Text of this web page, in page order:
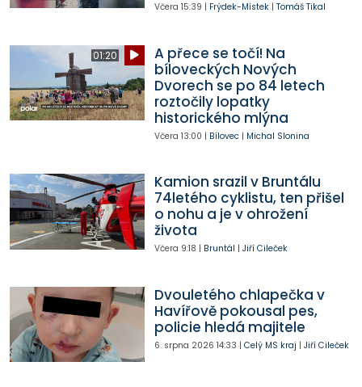
Včera 15:39 | Frýdek-Místek| Tomáš Tikal
01:20
A přece se točí! Na
bíloveckých Nových
Dvorech se po 84 letech
roztočily lopatky
historického mlýna
Včera 13:00 | Bílovec| Michal Slonina
Kamion srazil v Bruntálu
74letého cyklistu, ten přišel
o nohu a je v ohrožení
života
Včera 9:18 | Bruntál | Jiří Cileček
Dvouletého chlapečka v
Havířově pokousal pes,
policie hledá majitele
6. srpna 2026 14:33 | Celý MS kraj | Jiří Cileček